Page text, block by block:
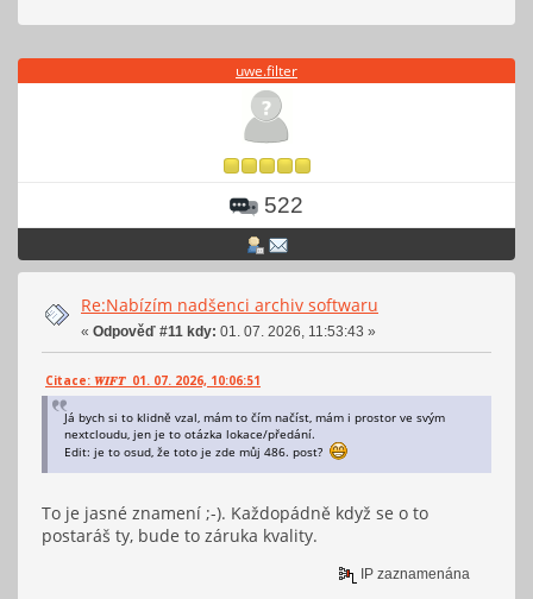
uwe.filter
522
Re:Nabízím nadšenci archiv softwaru
« Odpověď #11 kdy: 01. 07. 2026, 11:53:43 »
Citace: 𝑾𝑰𝑭𝑻 01. 07. 2026, 10:06:51
Já bych si to klidně vzal, mám to čím načíst, mám i prostor ve svým
nextcloudu, jen je to otázka lokace/předání.
Edit: je to osud, že toto je zde můj 486. post?
To je jasné znamení ;-). Každopádně když se o to
postaráš ty, bude to záruka kvality.
IP zaznamenána